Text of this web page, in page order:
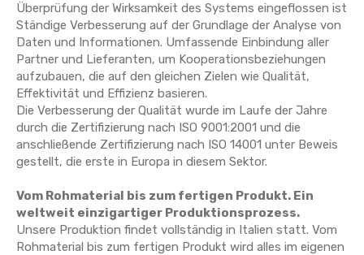
Überprüfung der Wirksamkeit des Systems eingeflossen ist
Ständige Verbesserung auf der Grundlage der Analyse von
Daten und Informationen. Umfassende Einbindung aller
Partner und Lieferanten, um Kooperationsbeziehungen
aufzubauen, die auf den gleichen Zielen wie Qualität,
Effektivität und Effizienz basieren.
Die Verbesserung der Qualität wurde im Laufe der Jahre
durch die Zertifizierung nach ISO 9001:2001 und die
anschließende Zertifizierung nach ISO 14001 unter Beweis
gestellt, die erste in Europa in diesem Sektor.
Vom Rohmaterial bis zum fertigen Produkt. Ein
weltweit einzigartiger Produktionsprozess.
Unsere Produktion findet vollständig in Italien statt. Vom
Rohmaterial bis zum fertigen Produkt wird alles im eigenen